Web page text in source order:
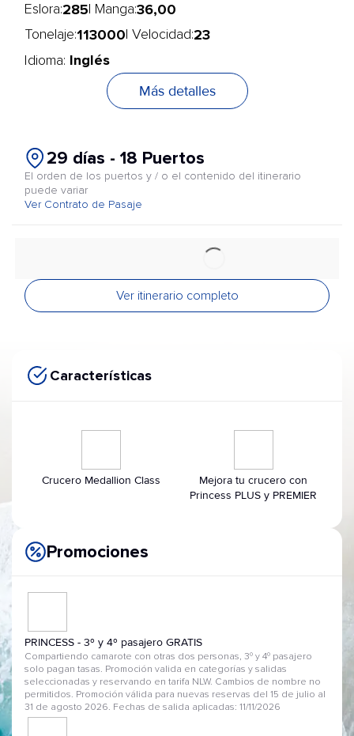
Eslora:285 | Manga:36,00
Tonelaje:113000 | Velocidad:23
Idioma: Inglés
Más detalles
29 días - 18 Puertos
El orden de los puertos y / o el contenido del itinerario
puede variar
Ver Contrato de Pasaje
Ver itinerario completo
Características
Crucero Medallion Class
Mejora tu crucero con
Princess PLUS y PREMIER
Promociones
PRINCESS - 3º y 4º pasajero GRATIS
Compartiendo camarote con otras dos personas, 3º y 4º pasajero
solo pagan tasas. Promoción valida en categorías y salidas
seleccionadas y reservando en tarifa NLW. Cambios de nombre no
permitidos. Promoción válida para nuevas reservas del 15 de julio al
31 de agosto 2026. Fechas de salida aplicadas: 11/11/2026